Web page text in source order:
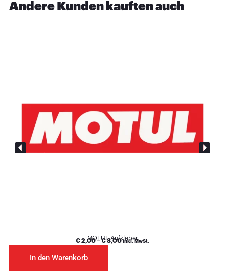
Andere Kunden kauften auch
MOTUL Aufkleber
€2,00– €8,00 inkl. MwSt.
In den Warenkorb